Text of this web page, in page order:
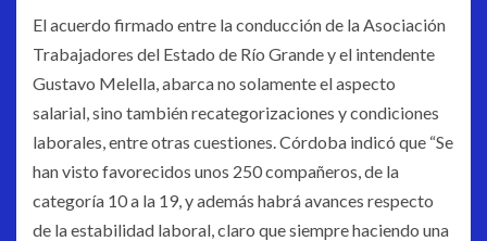
El acuerdo firmado entre la conducción de la Asociación
Trabajadores del Estado de Río Grande y el intendente
Gustavo Melella, abarca no solamente el aspecto
salarial, sino también recategorizaciones y condiciones
laborales, entre otras cuestiones. Córdoba indicó que “Se
han visto favorecidos unos 250 compañeros, de la
categoría 10 a la 19, y además habrá avances respecto
de la estabilidad laboral, claro que siempre haciendo una